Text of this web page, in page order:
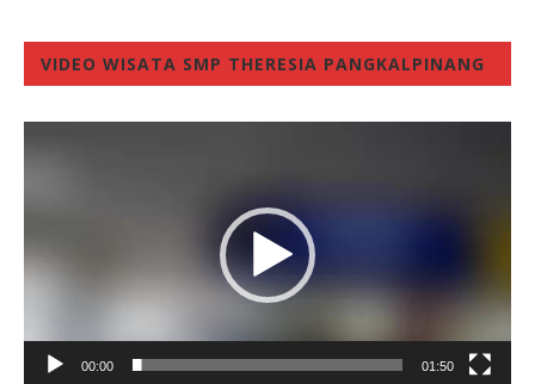
VIDEO WISATA SMP THERESIA PANGKALPINANG
00:00 01:50